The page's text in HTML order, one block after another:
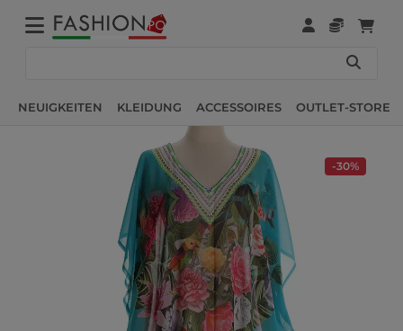
NEUIGKEITEN KLEIDUNG ACCESSOIRES OUTLET-STORE
-30%